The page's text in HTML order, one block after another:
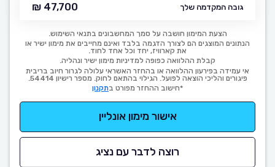
גובה המקדמה שלך 47,700 ₪
הצעת המימון חושבה על סמך המחשבונים בתנאי השימוש.
הנתונים המוצגים הם לצורך הדגמה בלבד ואינם מחייבים את מימון ישיר או
את קארוויז, יחד וכל אחד לחוד.
קבלת ההלוואה כפופה למדיניות מימון ישיר ונהליה.
אי עמידה בפירעון ההלוואה או בהחזר האשראי עלולה לגרור חיוב בריבית
פיגורים והליכי הוצאה לפועל. הגילוי בהתאם לחוק. מספר רישיון 54414.
*חישוב ההחזר מפורט בתקנון
אישור מימון אונליין
רוצה לדבר עם נציג